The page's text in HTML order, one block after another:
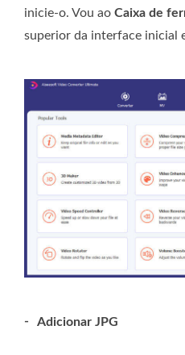
inicie-o. Vou ao Caixa de
superior da interface inicial
- Adicionar JPG